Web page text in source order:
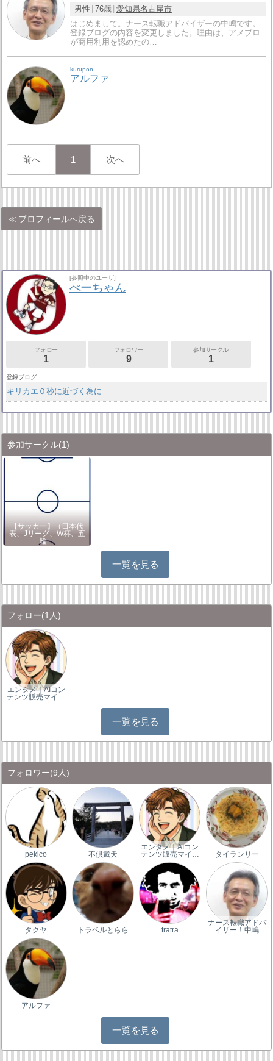
男性 76歳 愛知県名古屋市
はじめまして。ナース転職アドバイザーの中嶋です。
登録ブログの内容を変更しました。理由は、アメブロ
が商用利用を認めたの…
kurupon
アルファ
前へ 1 次へ
プロフィールへ戻る
[参照中のユーザ]
べーちゃん
フォロー
1
フォロワー
9
参加サークル
1
登録ブログ
キリカエ０秒に近づく為に
参加サークル(1)
【サッカー】（日本代
表、Jリーグ、W杯、五
輪…
一覧を見る
フォロー(1人)
エンタメ｜AIコン
テンツ販売マイ…
一覧を見る
フォロワー(9人)
pekico 不倶戴天
エンタメ｜AIコン
テンツ販売マイ…
タイランリー
タクヤ トラベルとらら tratra
ナース転職アドバ
イザー！中嶋
アルファ
一覧を見る